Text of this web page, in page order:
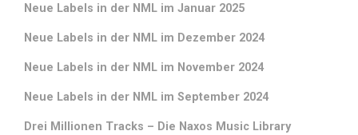
Neue Labels in der NML im Januar 2025
Neue Labels in der NML im Dezember 2024
Neue Labels in der NML im November 2024
Neue Labels in der NML im September 2024
Drei Millionen Tracks – Die Naxos Music Library